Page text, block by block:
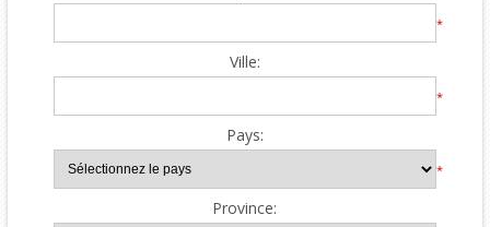
*
Ville:
*
Pays:
*
Province: